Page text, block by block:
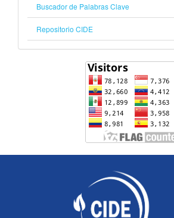
Buscador de Palabras Clave
Repositorio CIDE